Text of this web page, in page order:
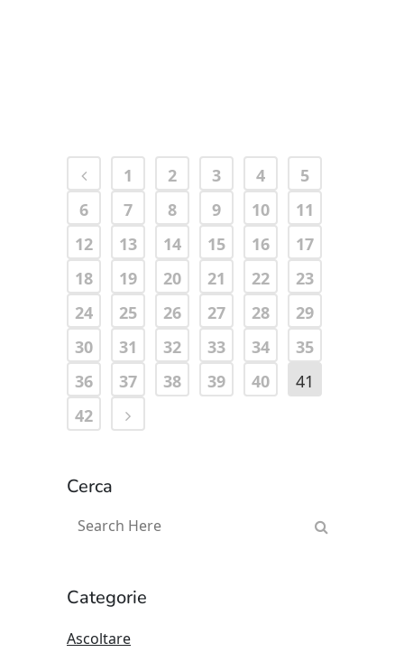
1 2 3 4
5
6
7 8 9 10
11
12
13 14 15 16
17
18
19 20 21 22
23
24
25 26 27 28
29
30
31 32 33 34
35
36
37 38 39 40
41
42
Cerca
Categorie
Ascoltare